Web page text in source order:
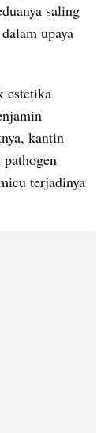
saling
upaya
estetika
kantin
terjadinya